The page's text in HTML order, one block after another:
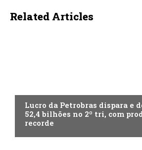
Related Articles
Lucro da Petrobras dispara e
52,4 bilhões no 2º tri, com
recorde